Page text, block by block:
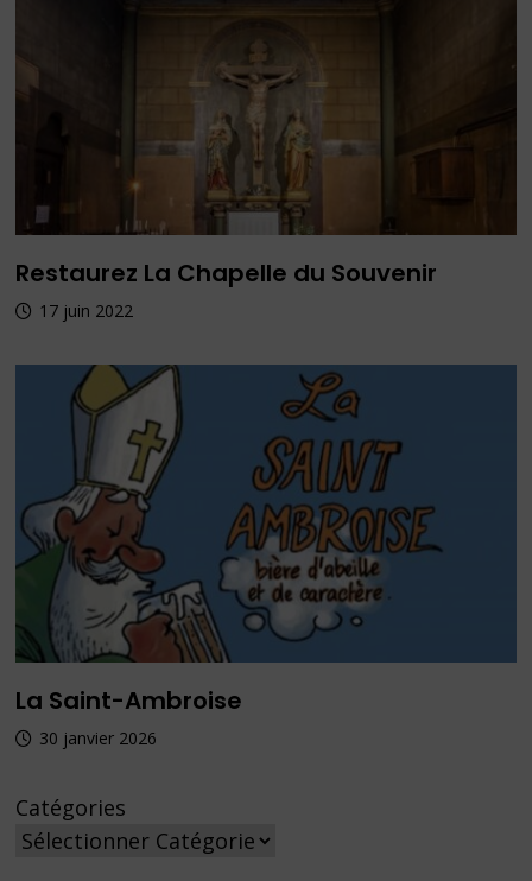
Restaurez La Chapelle du Souvenir
17 juin 2022
La Saint-Ambroise
30 janvier 2026
Catégories